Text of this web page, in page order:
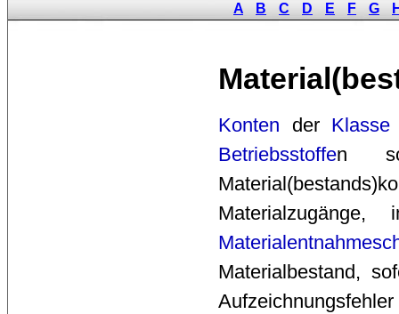
A B C D E F G
Konten der Klasse
Betriebsstoffen
Materialbestand,